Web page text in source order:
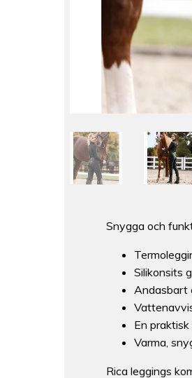
Snygga och
Silikonsits
Andasbart
En
Varma,
Rica leggings